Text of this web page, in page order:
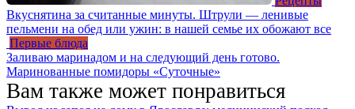
Вкуснятина за считанные минуты. Штрули — ленивые
пельмени на обед или ужин: в нашей семье их обожают все
Первые блюда
Заливаю маринадом и на следующий день готово.
Маринованные помидоры «Суточные»
Вам также может понравиться